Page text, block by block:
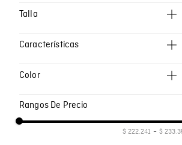
Talla
M
Características
Color
Rangos De Precio
$ 222.241 – $